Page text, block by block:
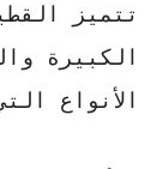
تتميز
الكبيرة
الأنواع